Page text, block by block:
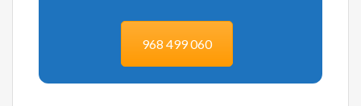
968 499 060